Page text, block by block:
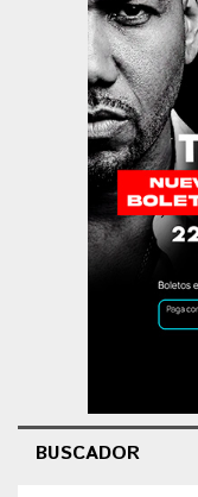
BUSCADOR